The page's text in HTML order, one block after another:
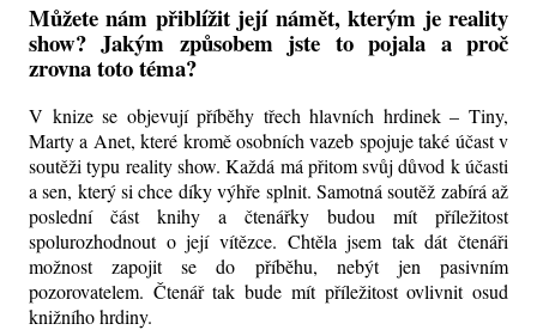
Můžete nám přiblížit její námět, kterým je reality
show? Jakým způsobem jste to pojala a proč
zrovna toto téma?
V knize se objevují příběhy třech hlavních hrdinek – Tiny,
Marty a Anet, které kromě osobních vazeb spojuje také účast v
soutěži typu reality show. Každá má přitom svůj důvod k účasti
a sen, který si chce díky výhře splnit. Samotná soutěž zabírá až
poslední část knihy a čtenářky budou mít příležitost
spolurozhodnout o její vítězce. Chtěla jsem tak dát čtenáři
možnost zapojit se do příběhu, nebýt jen pasivním
pozorovatelem. Čtenář tak bude mít příležitost ovlivnit osud
knižního hrdiny.